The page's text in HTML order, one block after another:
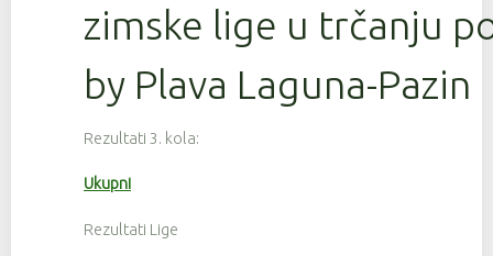
zimske lige u trčanju
by Plava Laguna-Pazin
Rezultati 3. kola:
Ukupni
Rezultati Lige